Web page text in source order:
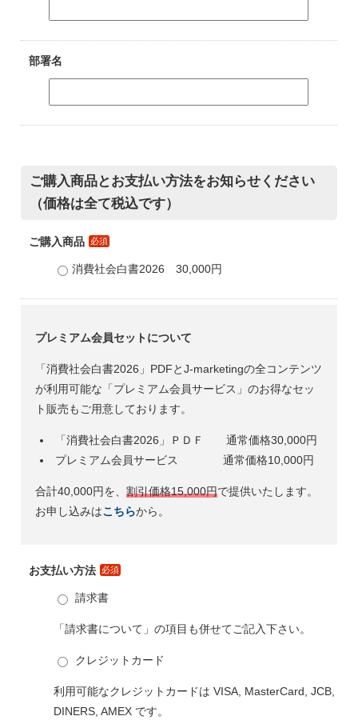
部署名
ご購入商品とお支払い方法をお知らせください
（価格は全て税込です）
ご購入商品 必須
消費社会白書2026 30,000円
プレミアム会員セットについて
「消費社会白書2026」PDFとJ-marketingの全コンテンツ
が利用可能な「プレミアム会員サービス」のお得なセッ
ト販売もご用意しております。
「消費社会白書2026」ＰＤＦ 通常価格30,000円
プレミアム会員サービス 通常価格10,000円
合計40,000円を、割引価格15,000円で提供いたします。
お申し込みはこちらから。
お支払い方法 必須
請求書
「請求書について」の項目も併せてご記入下さい。
クレジットカード
利用可能なクレジットカードは VISA, MasterCard, JCB,
DINERS, AMEX です。